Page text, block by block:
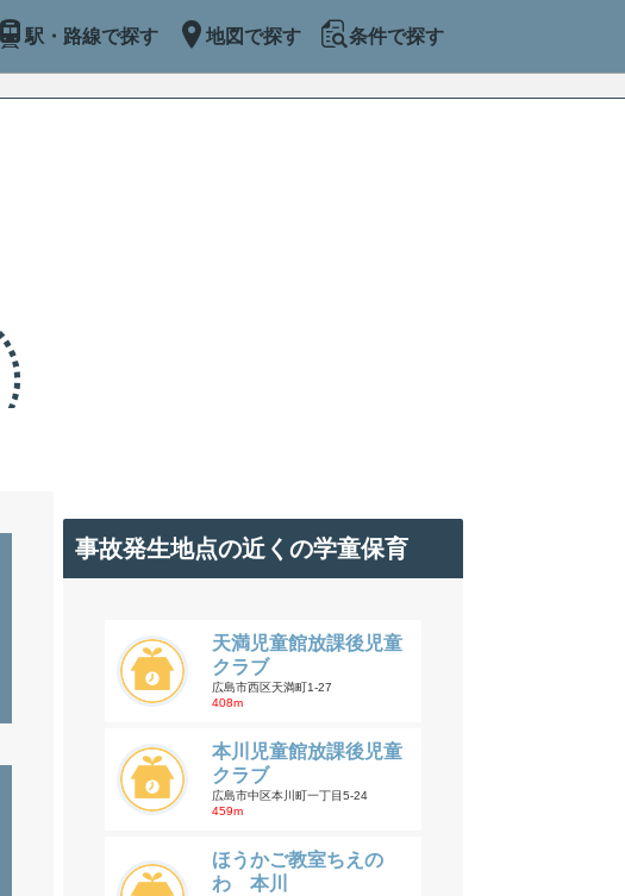
駅・路線で探す 地図で探す 条件で探す
事故発生地点の近くの学童保育
天満児童館放課後児童
クラブ
広島市西区天満町1-27
408m
本川児童館放課後児童
クラブ
広島市中区本川町一丁目5-24
459m
ほうかご教室ちえの
わ 本川